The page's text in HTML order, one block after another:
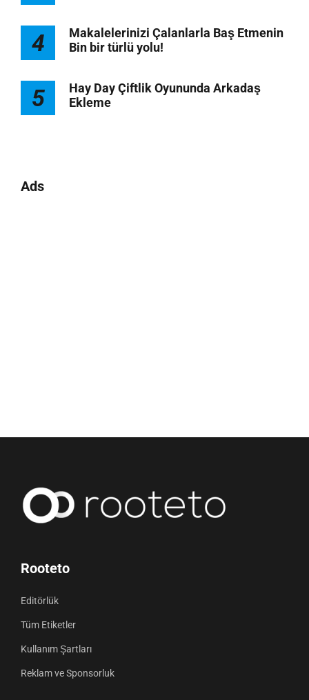
4
Makalelerinizi Çalanlarla Baş Etmenin
Bin bir türlü yolu!
5
Hay Day Çiftlik Oyununda Arkadaş
Ekleme
Ads
Rooteto
Editörlük
Tüm Etiketler
Kullanım Şartları
Reklam ve Sponsorluk